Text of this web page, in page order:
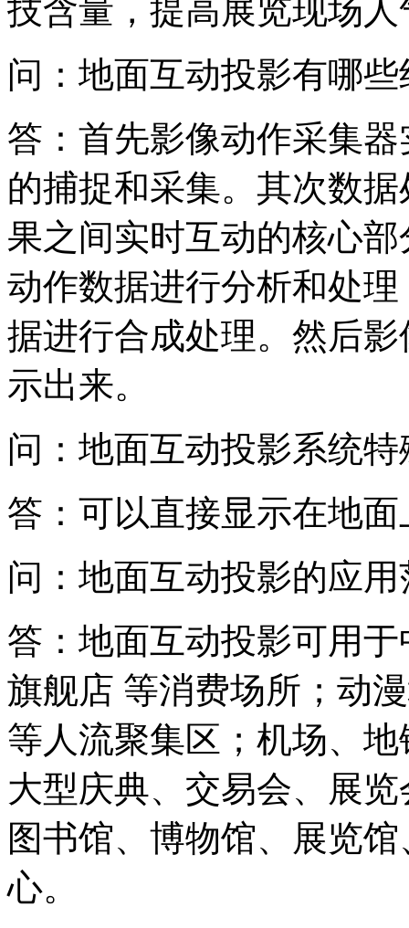
技含量，提高展览现场人
问：地面互动投影有哪
答：首先影像动作采集
的捕捉和采集。其次数
果之间实时互动的核心
动作数据进行分析和处
据进行合成处理。然后
示出来。
问：地面互动投影系统
答：可以直接显示在地
问：地面互动投影的应
答：地面互动投影可用
旗舰店 等消费场所；动
等人流聚集区；机场、
大型庆典、交易会、展
图书馆、博物馆、展览
心。